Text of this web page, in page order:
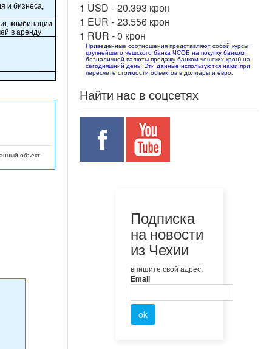
и бизнеса,
комбинации
в аренду
объект
1 USD - 20.393 крон
1 EUR - 23.556 крон
1 RUR -0 крон
Приведенные соотношения представляют собой курсы
крупнейшего чешского банка ЧСОБ на покупку банком
безналичной валюты продажу банком чешских крон) на
сегодняшний день. Эти данные используются нами при
пересчете стоимости объектов в доллары и евро.
Найти нас в соцсетях
Подписка
на новости
из Чехии
впишите свой адрес:
Email